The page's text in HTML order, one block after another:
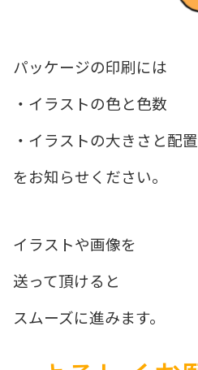
パッケージの印刷には
・イラストの色と色数
・イラストの大きさと配置
をお知らせください。
イラストや画像を
送って頂けると
スムーズに進みます。